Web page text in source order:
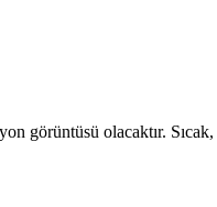
görüntüsü olacaktır.